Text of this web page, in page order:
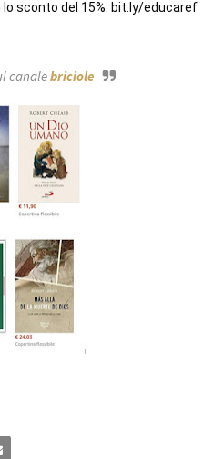
lo sconto del 15%: bit.ly/educaref
canalebriciole